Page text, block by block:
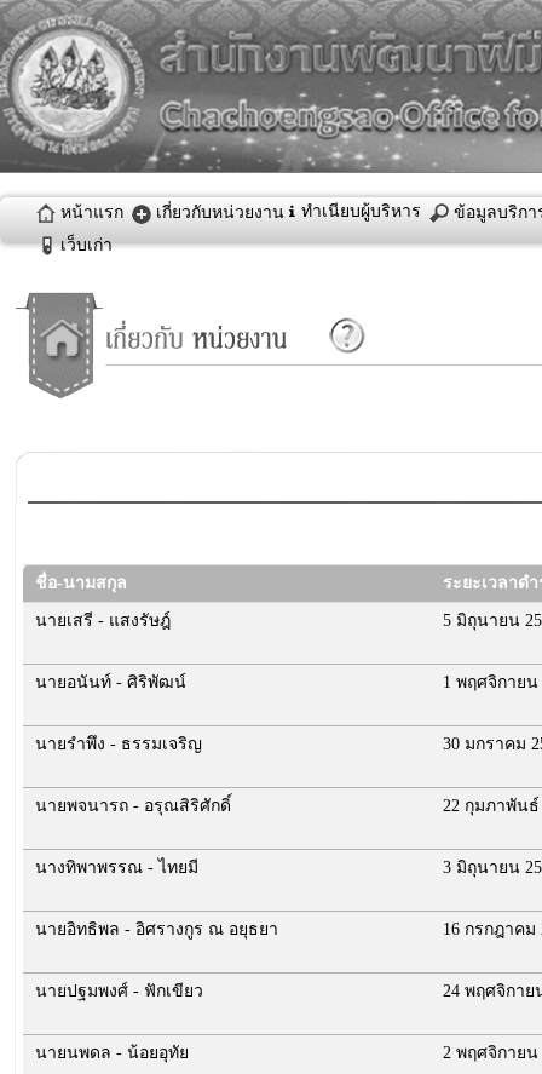
หน้าแรก เกี่ยวกับหน่วยงาน ทำเนียบผู้บริหาร
ข้อมูลบริก
เว็บเก่า
ชื่อ-นามสกุล ระยะเวลาด
นายเสรี - แสงรัษฎ์ 5 มิถุนายน
นายอนันท์ - ศิริพัฒน์ 1 พฤศจิกายน
นายรำพึง - ธรรมเจริญ 30 มกราคม
นายพจนารถ - อรุณสิริศักดิ์ 22 กุมภาพันธ์
นางทิพาพรรณ - ไทยมี 3 มิถุนายน
นายอิทธิพล - อิศรางกูร ณ อยุธยา 16 กรกฎาคม
นายปฐมพงศ์ - ฟักเขียว 24 พฤศจิกาย
นายนพดล - น้อยอุทัย 2 พฤศจิกายน